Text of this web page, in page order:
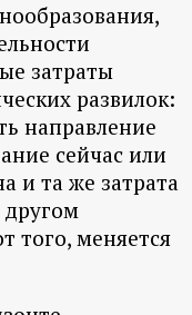
затраты
развилок:
направление
сейчас или
и та же затрата
того, меняется